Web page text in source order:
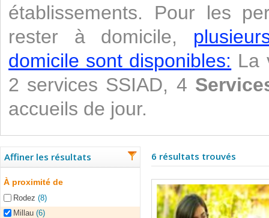
établissements. Pour les
rester à domicile,
domicile sont disponibles: La
2 services SSIAD, 4
accueils de jour.
Affiner les résultats
À proximité de
Rodez (8)
Millau (6)
6 résultats trouvés